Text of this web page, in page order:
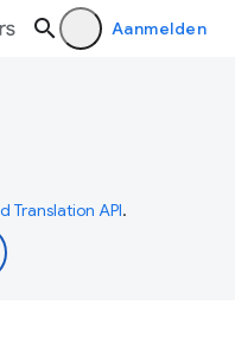
Aanmelden
Translation API.